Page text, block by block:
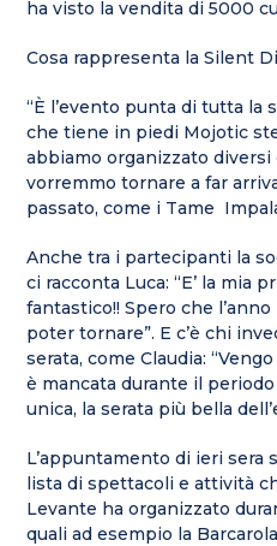
ha visto la vendita di 5000
Cosa rappresenta la Silent
“È l’evento punta di tutta la
che tiene in piedi Mojotic
abbiamo organizzato
vorremmo tornare a far
passato, come i Tame
Anche tra i partecipanti la
ci racconta Luca: “E’ la mia
fantastico!! Spero che
poter tornare”. E c’è chi
serata, come Claudia:
è mancata durante il
unica, la serata più bella
L’appuntamento di ieri sera
lista di spettacoli e attività
Levante ha organizzato
quali ad esempio la